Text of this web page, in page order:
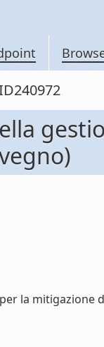
la mitigazione